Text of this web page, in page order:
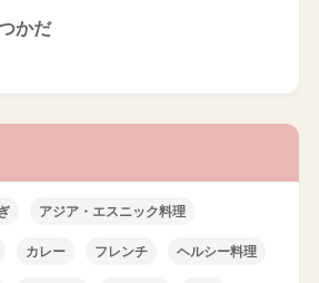
かだ
アジア・エスニック料理
カレー フレンチ ヘルシー料理